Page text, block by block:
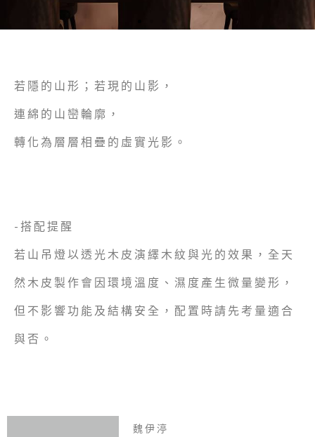
若隱的山形；若現的山影，
連綿的山巒輪廓，
轉化為層層相疊的虛實光影。
-搭配提醒
若山吊燈以透光木皮演繹木紋與光的效果，全天
然木皮製作會因環境溫度、濕度產生微量變形，
但不影響功能及結構安全，配置時請先考量適合
與否。
魏伊渟